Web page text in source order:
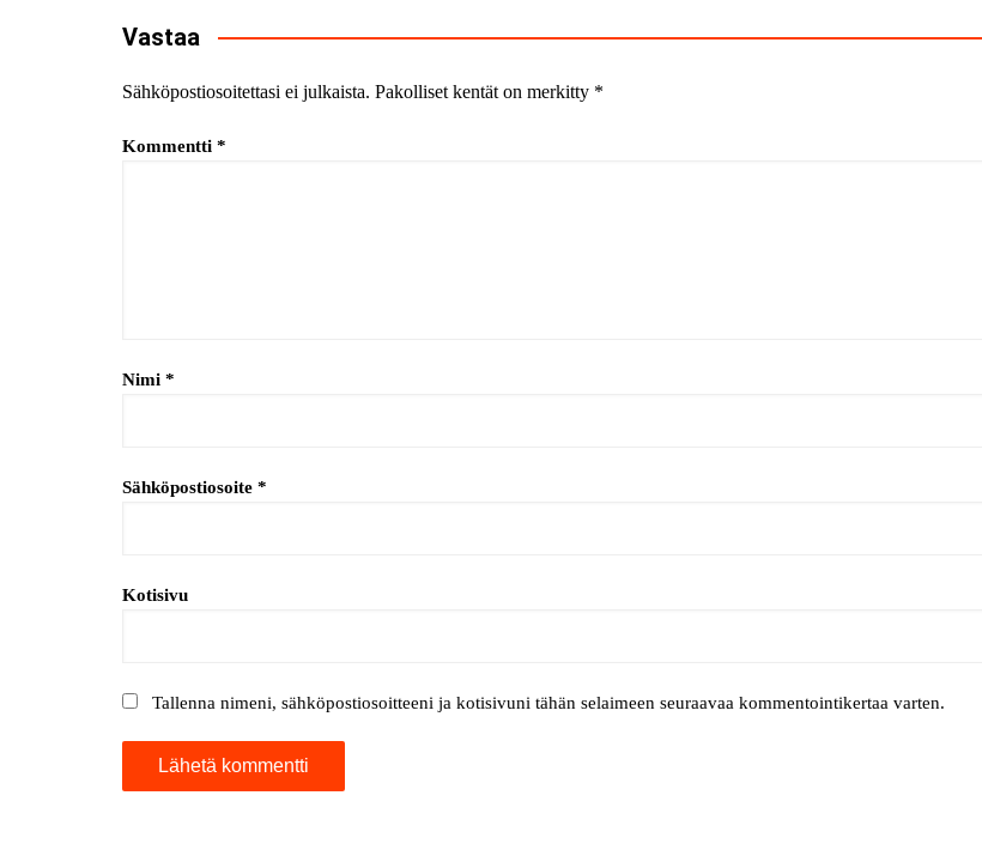
Vastaa
Sähköpostiosoitettasi ei julkaista. Pakolliset kentät on merkitty *
Kommentti *
Nimi *
Sähköpostiosoite *
Kotisivu
Tallenna nimeni, sähköpostiosoitteeni ja kotisivuni tähän selaimeen seuraavaa kommentointikertaa varten.